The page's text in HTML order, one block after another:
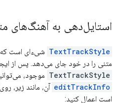
استایل‌دهی به آهنگ‌های
TextTrackStyle شیء‌ای است که
متنی را در خود جای می‌دهد. پس از
TextTrackStyle موجود،
editTrackInfo آن، مانند زیر،
است اعمال کنید: